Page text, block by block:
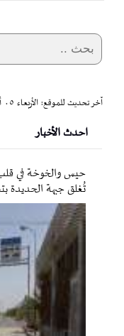
آخر تحديث للموقع: الأربعاء ٠٥ أغسطس ٢٠٢٦
احدث الأخبار
حيس والخوخة في
تُغلق جبهة الحديدة